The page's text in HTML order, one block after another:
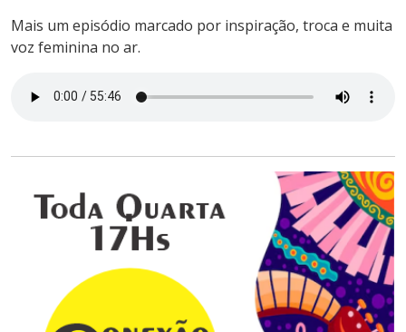
Mais um episódio marcado por inspiração, troca e muita
voz feminina no ar.